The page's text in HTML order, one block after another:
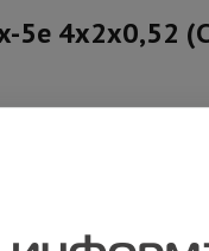
5е 4х2х0,52